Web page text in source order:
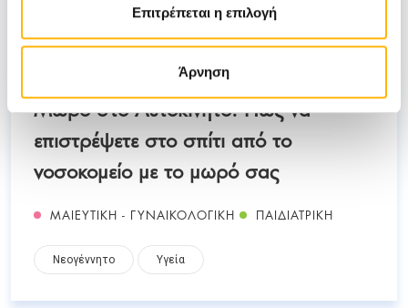
Επιτρέπεται η επιλογή
Άρνηση
ΙΑΣΩ & ΙΑΣΩ ΠΑΊΔΩΝ
Μωρό στο Αυτοκίνητο. Πώς να
επιστρέψετε στο σπίτι από το
νοσοκοµείο µε το µωρό σας
ΜΑΙΕΥΤΙΚΗ - ΓΥΝΑΙΚΟΛΟΓΙΚΗ ΠΑΙΔΙΑΤΡΙΚΗ
Νεογέννητο Υγεία